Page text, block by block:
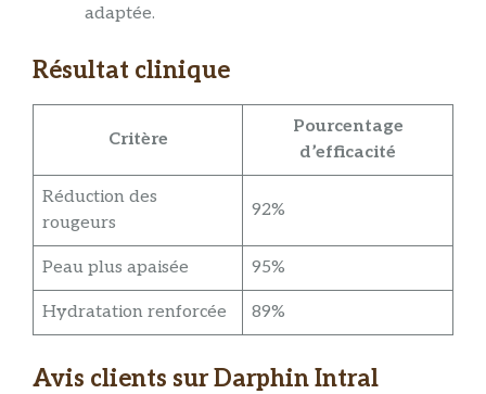
adaptée.
Résultat clinique
Critère
Pourcentage
d’efficacité
Réduction des
rougeurs
92%
Peau plus apaisée 95%
Hydratation renforcée 89%
Avis clients sur Darphin Intral